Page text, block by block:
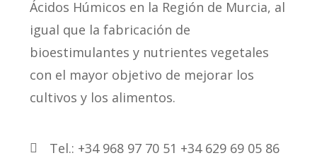
Ácidos Húmicos en la Región de Murcia, al
igual que la fabricación de
bioestimulantes y nutrientes vegetales
con el mayor objetivo de mejorar los
cultivos y los alimentos.
Tel.: +34 968 97 70 51 +34 629 69 05 86